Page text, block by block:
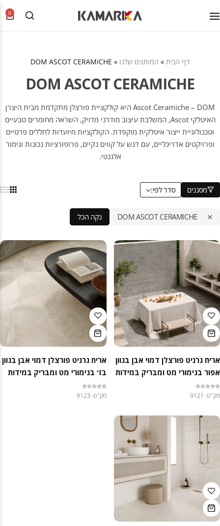
0
דף הבית » המותגים שלנו »
DOM ASCOT CERAMICHE
DOM ASCOT CERAMICHE
Ascot Ceramiche – DOM היא קולקציית פורצלן מתקדמת מבית היצרן
האיטלקי Ascot, המשלבת עיצוב מודרני מדויק, השראה מחומרים טבעיים
וטכנולוגיית ייצור איטלקית מוקפדת. הקולקציות מיועדות לחללים פרטיים
ופרויקטים אדריכליים, עם דגש על קווים נקיים, פרופורציות נכונות וגימור
אלגנטי.
מסננים סדר לפי:
DOM ASCOT CERAMICHE נקה הכל
אריח גרניט פורצלן דמוי אבן בגוון
אפור בגימורי מט ומבריק במידות
איטליה
מק"ט: 9121
אריח גרניט פורצלן דמוי אבן בגוון
בז' בגימורי מט ומבריק במידות
איטליה
מק"ט: 9123